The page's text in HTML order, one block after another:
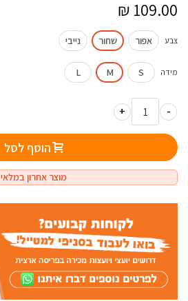
צבע אפור שחור נייבי
מידה S
M
L
מוצר אחרון במלאי
-
+
הוסף לסל